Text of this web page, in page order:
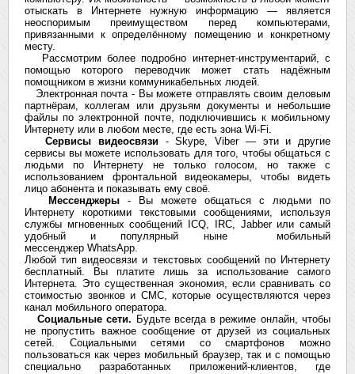
отыскать в Интернете нужную информацию — является
неоспоримым преимуществом перед компьютерами,
привязанными к определённому помещению и конкретному
месту.
Рассмотрим более подробно интернет-инструментарий, с
помощью которого переводчик может стать надёжным
помощником в жизни коммуникабельных людей.
Электронная почта - Вы можете отправлять своим деловым
партнёрам, коллегам или друзьям документы и небольшие
файлы по электронной почте, подключившись к мобильному
Интернету или в любом месте, где есть зона Wi-Fi.
Сервисы видеосвязи- Skype, Viber — эти и другие
сервисы вы можете использовать для того, чтобы общаться с
людьми по Интернету не только голосом, но также с
использованием фронтальной видеокамеры, чтобы видеть
лицо абонента и показывать ему своё.
Мессенджеры - Вы можете общаться с людьми по
Интернету короткими текстовыми сообщениями, используя
службы мгновенных сообщений ICQ, IRC, Jabber или самый
удобный и популярный ныне мобильный
мессенджер WhatsApp.
Любой тип видеосвязи и текстовых сообщений по Интернету
бесплатный. Вы платите лишь за использование самого
Интернета. Это существенная экономия, если сравнивать со
стоимостью звонков и СМС, которые осуществляются через
канал мобильного оператора.
Социальные сети. Будьте всегда в режиме онлайн, чтобы
не пропустить важное сообщение от друзей из социальных
сетей. Социальными сетями со смартфонов можно
пользоваться как через мобильный браузер, так и с помощью
специально разработанных приложений-клиентов, где